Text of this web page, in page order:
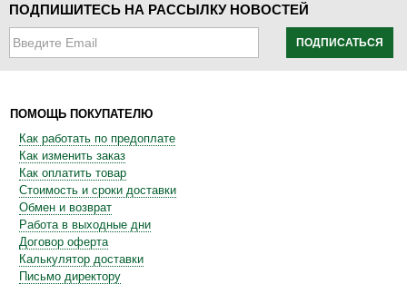
ПОДПИШИТЕСЬ НА РАССЫЛКУ НОВОСТЕЙ
ПОДПИСАТЬСЯ
ПОМОЩЬ ПОКУПАТЕЛЮ
Как работать по предоплате
Как изменить заказ
Как оплатить товар
Стоимость и сроки доставки
Обмен и возврат
Работа в выходные дни
Договор оферта
Калькулятор доставки
Письмо директору